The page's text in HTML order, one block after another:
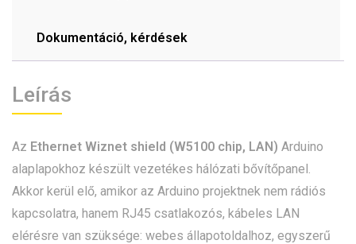
Dokumentáció, kérdések
Leírás
Az Ethernet Wiznet shield (W5100 chip, LAN) Arduino
alaplapokhoz készült vezetékes hálózati bővítőpanel.
Akkor kerül elő, amikor az Arduino projektnek nem rádiós
kapcsolatra, hanem RJ45 csatlakozós, kábeles LAN
elérésre van szüksége: webes állapotoldalhoz, egyszerű